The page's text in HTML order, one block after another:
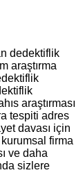
dedektiflik
araştırma
araştırması
tespiti adres
davası için
firma
ve daha
sizlere